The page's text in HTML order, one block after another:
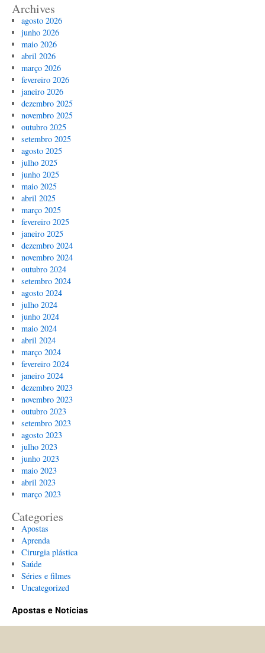
Archives
agosto 2026
junho 2026
maio 2026
abril 2026
março 2026
fevereiro 2026
janeiro 2026
dezembro 2025
novembro 2025
outubro 2025
setembro 2025
agosto 2025
julho 2025
junho 2025
maio 2025
abril 2025
março 2025
fevereiro 2025
janeiro 2025
dezembro 2024
novembro 2024
outubro 2024
setembro 2024
agosto 2024
julho 2024
junho 2024
maio 2024
abril 2024
março 2024
fevereiro 2024
janeiro 2024
dezembro 2023
novembro 2023
outubro 2023
setembro 2023
agosto 2023
julho 2023
junho 2023
maio 2023
abril 2023
março 2023
Categories
Apostas
Aprenda
Cirurgia plástica
Saúde
Séries e filmes
Uncategorized
Apostas e Notícias